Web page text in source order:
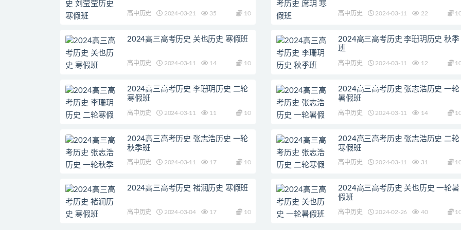
高中历史 2024-03-21 35 10 高中历史 2024-03-11 22
2024高三高考历史 关也历史 寒假班
高中历史 2024-03-11 14 10
2024高三高考历史 李珊玥历史 秋季
班
高中历史 2024-03-11 12
2024高三高考历史 李珊玥历史 二轮
寒假班
高中历史 2024-03-11 11 10
2024高三高考历史 张志浩历史 一轮
暑假班
高中历史 2024-03-11 14
2024高三高考历史 张志浩历史 一轮
秋季班
高中历史 2024-03-11 17 10
2024高三高考历史 张志浩历史 二轮
寒假班
高中历史 2024-03-11 31
2024高三高考历史 褚润历史 寒假班
高中历史 2024-03-04 17 10
2024高三高考历史 关也历史 一轮暑
假班
高中历史 2024-02-26 40